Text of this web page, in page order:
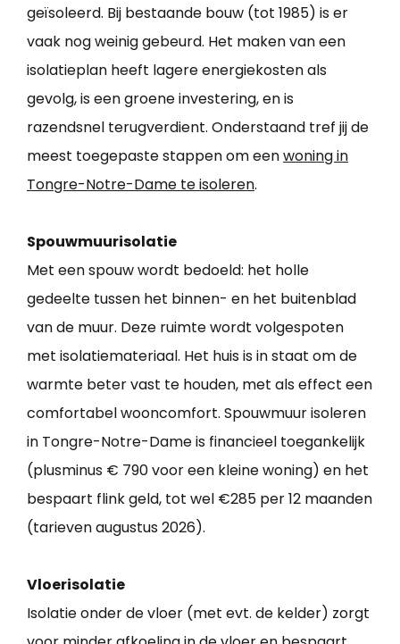
geïsoleerd. Bij bestaande bouw (tot 1985) is er
vaak nog weinig gebeurd. Het maken van een
isolatieplan heeft lagere energiekosten als
gevolg, is een groene investering, en is
razendsnel terugverdient. Onderstaand tref jij de
meest toegepaste stappen om eenwoning in
Tongre-Notre-Dame te isoleren.
Spouwmuurisolatie
Met een spouw wordt bedoeld: het holle
gedeelte tussen het binnen- en het buitenblad
van de muur. Deze ruimte wordt volgespoten
met isolatiemateriaal. Het huis is in staat om de
warmte beter vast te houden, met als effect een
comfortabel wooncomfort. Spouwmuur isoleren
in Tongre-Notre-Dame is financieel toegankelijk
(plusminus € 790 voor een kleine woning) en het
bespaart flink geld, tot wel €285 per 12 maanden
(tarieven augustus 2026).
Vloerisolatie
Isolatie onder de vloer (met evt. de kelder) zorgt